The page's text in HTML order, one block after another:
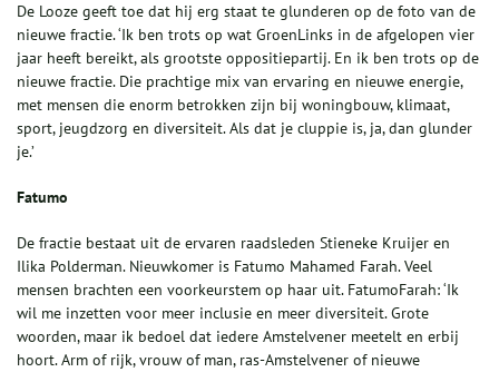
De Looze geeft toe dat hij erg staat te glunderen op de foto van de
nieuwe fractie. ‘Ik ben trots op wat GroenLinks in de afgelopen vier
jaar heeft bereikt, als grootste oppositiepartij. En ik ben trots op de
nieuwe fractie. Die prachtige mix van ervaring en nieuwe energie,
met mensen die enorm betrokken zijn bij woningbouw, klimaat,
sport, jeugdzorg en diversiteit. Als dat je cluppie is, ja, dan glunder
je.’
Fatumo
De fractie bestaat uit de ervaren raadsleden Stieneke Kruijer en
Ilika Polderman. Nieuwkomer is Fatumo Mahamed Farah. Veel
mensen brachten een voorkeurstem op haar uit. FatumoFarah: ‘Ik
wil me inzetten voor meer inclusie en meer diversiteit. Grote
woorden, maar ik bedoel dat iedere Amstelvener meetelt en erbij
hoort. Arm of rijk, vrouw of man, ras-Amstelvener of nieuwe